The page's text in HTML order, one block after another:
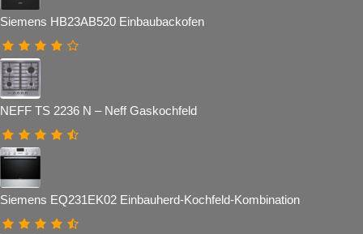
Siemens HB23AB520 Einbaubackofen
NEFF TS 2236 N – Neff Gaskochfeld
Siemens EQ231EK02 Einbauherd-Kochfeld-Kombination